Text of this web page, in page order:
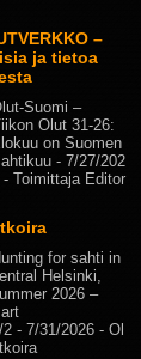
–
ja tietoa
Suomi –
Olut 31-26:
on Suomen
- 7/27/202
- Toimittaja Editor
for sahti in
Helsinki,
2026 –
2 - 7/31/2026 - Ol